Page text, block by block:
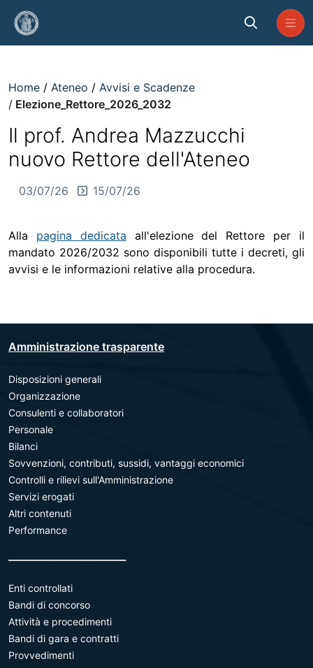
Skip to Main Content
Home Ateneo
Avvisi e Scadenze
Elezione_Rettore_2026_2032
Il prof. Andrea Mazzucchi
nuovo Rettore dell'Ateneo
03/07/26 15/07/26
Alla pagina dedicata all'elezione del Rettore per il
mandato 2026/2032 sono disponibili tutte i decreti, gli
avvisi e le informazioni relative alla procedura.
Amministrazione trasparente
Disposizioni generali
Organizzazione
Consulenti e collaboratori
Personale
Bilanci
Sovvenzioni, contributi, sussidi, vantaggi economici
Controlli e rilievi sull'Amministrazione
Servizi erogati
Altri contenuti
Performance
Enti controllati
Bandi di concorso
Attività e procedimenti
Bandi di gara e contratti
Provvedimenti